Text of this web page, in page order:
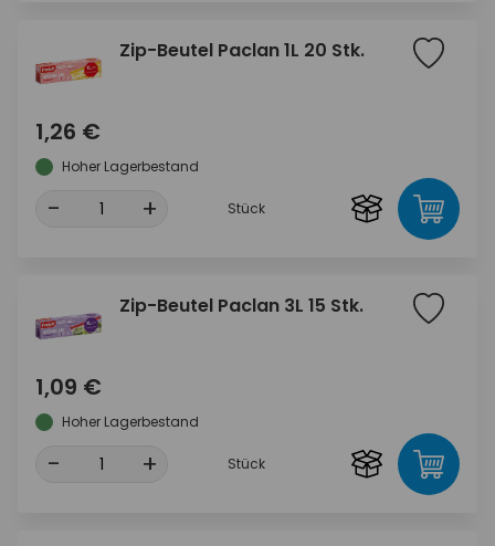
Zip-Beutel Paclan 1L 20 Stk.
1,26 €
Hoher Lagerbestand
- + Stück
Zip-Beutel Paclan 3L 15 Stk.
1,09 €
Hoher Lagerbestand
- + Stück